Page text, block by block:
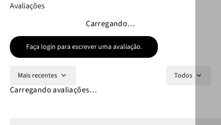
Avaliações
Carregando…
Faça login para escrever uma avaliação.
Mais recentes Todos
Carregando avaliações…